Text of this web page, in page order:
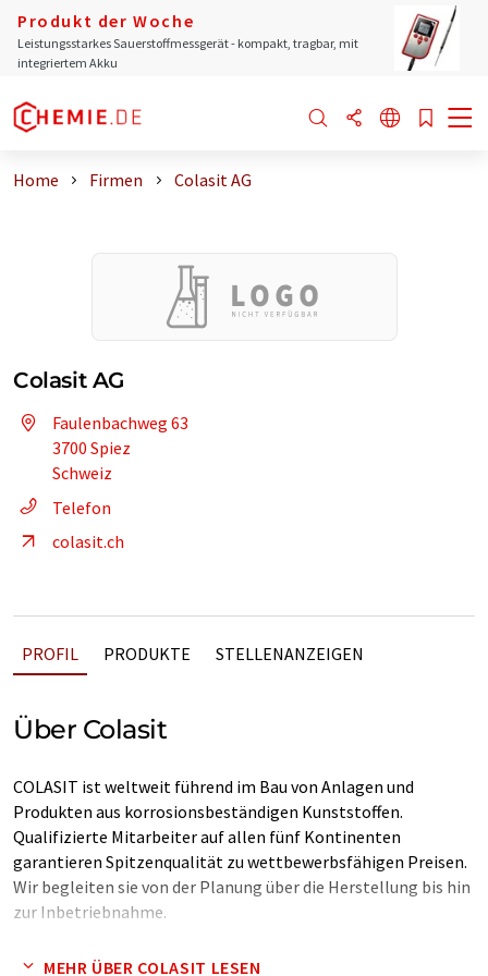
Produkt der Woche
Leistungsstarkes Sauerstoffmessgerät - kompakt, tragbar, mit
integriertem Akku
Home Firmen Colasit AG
Colasit AG
Faulenbachweg 63
3700 Spiez
Schweiz
Telefon
colasit.ch
PROFIL PRODUKTE STELLENANZEIGEN
Über Colasit
COLASIT ist weltweit führend im Bau von Anlagen und
Produkten aus korrosionsbeständigen Kunststoffen.
Qualifizierte Mitarbeiter auf allen fünf Kontinenten
garantieren Spitzenqualität zu wettbewerbsfähigen Preisen.
Wir begleiten sie von der Planung über die Herstellung bis hin
zur Inbetriebnahme.
Unser technologisches Know-How gliedert sich in drei
MEHR ÜBER COLASIT LESEN